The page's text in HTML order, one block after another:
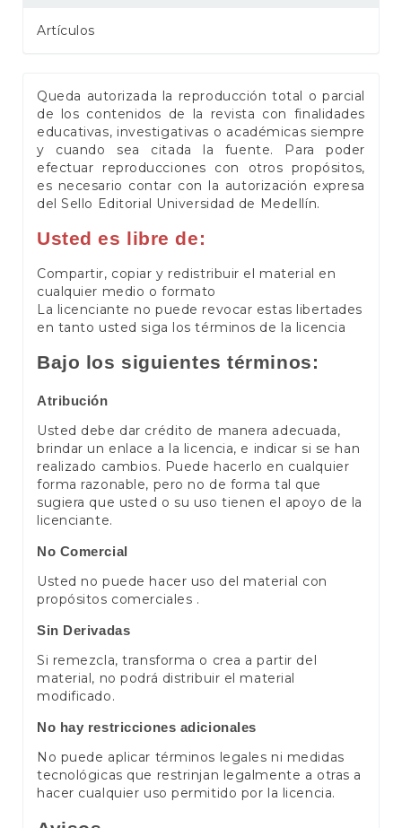
Artículos
Queda autorizada la reproducción total o parcial
de los contenidos de la revista con finalidades
educativas, investigativas o académicas siempre
y cuando sea citada la fuente. Para poder
efectuar reproducciones con otros propósitos,
es necesario contar con la autorización expresa
del Sello Editorial Universidad de Medellín.
Usted es libre de:
Compartir, copiar y redistribuir el material en
cualquier medio o formato
La licenciante no puede revocar estas libertades
en tanto usted siga los términos de la licencia
Bajo los siguientes términos:
Atribución
Usted debe dar crédito de manera adecuada,
brindar un enlace a la licencia, e indicar si se han
realizado cambios. Puede hacerlo en cualquier
forma razonable, pero no de forma tal que
sugiera que usted o su uso tienen el apoyo de la
licenciante.
No Comercial
Usted no puede hacer uso del material con
propósitos comerciales .
Sin Derivadas
Si remezcla, transforma o crea a partir del
material, no podrá distribuir el material
modificado.
No hay restricciones adicionales
No puede aplicar términos legales ni medidas
tecnológicas que restrinjan legalmente a otras a
hacer cualquier uso permitido por la licencia.